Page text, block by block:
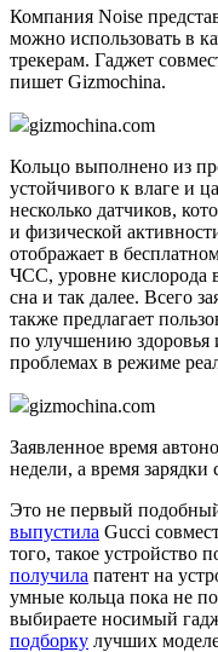
Компания Noise
можно использовать в
трекерам. Гаджет
пишет Gizmochina.
gizmochina.com
Кольцо выполнено из
устойчивого к влаге и
несколько датчиков,
и физической
отображает в
ЧСС, уровне кислорода
сна и так далее. Всего
также предлагает
по улучшению
проблемах в режиме
gizmochina.com
Заявленное время
недели, а время зарядки
Это не первый
выпустила Gucci
того, такое устройство
получила патент на
умные кольца пока не
выбираете носимый
подборку лучших